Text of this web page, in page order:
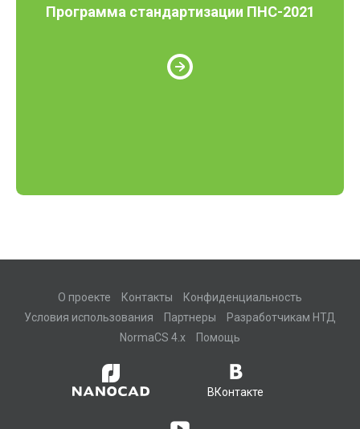
Программа стандартизации ПНС-2021
О проекте Контакты
Конфиденциальность
Условия использования
Партнеры
Разработчикам НТД
NormaCS 4.x
Помощь
ВКонтакте